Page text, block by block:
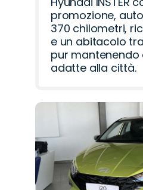
promozione,
370 chilometri,
e un abitacolo
pur mantenendo
adatte alla città.